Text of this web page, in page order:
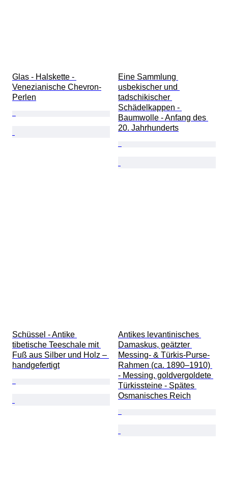
Glas - Halskette -
Venezianische Chevron-
Perlen
Eine Sammlung
usbekischer und
tadschikischer
Schädelkappen -
Baumwolle - Anfang des
20. Jahrhunderts
Schüssel - Antike
tibetische Teeschale mit
Fuß aus Silber und Holz –
handgefertigt
Antikes levantinisches
Damaskus, geätzter
Messing- & Türkis-Purse-
Rahmen (ca. 1890–1910)
- Messing, goldvergoldete
Türkissteine - Spätes
Osmanisches Reich